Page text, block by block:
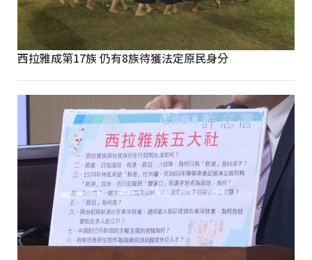
西拉雅成第17族 仍有8族待獲法定原民身分